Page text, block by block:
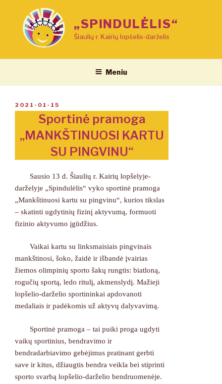
„SPINDULĖLIS“
Šiaulių r. Kairių lopšelis-darželis
Meniu
PASKELBTA
2021-01-15
Sportinė pramoga
„MANKŠTINUOSI KARTU
SU PINGVINU“
Sausio 13 d. Šiaulių r. Kairių lopšelyje-
darželyje „Spindulėlis“ vyko sportinė pramoga
„Mankštinuosi kartu su pingvinu“, kurios tikslas
– skatinti ugdytinių fizinį aktyvumą, formuoti
fizinio aktyvumo įgūdžius.
Vaikai kartu su linksmaisiais pingvinais
mankštinosi, šoko, žaidė ir išbandė įvairias
žiemos olimpinių sporto šakų rungtis: biatloną,
rogučių sportą, ledo ritulį, akmenslydį. Mažieji
lopšelio-darželio sportininkai apdovanoti
medaliais ir padėkomis už aktyvų dalyvavimą.
Sportinė pramoga – tai puiki proga ugdyti
vaikų sportinius, bendravimo ir
bendradarbiavimo gebėjimus pratinant gerbti
save ir kitus, džiaugtis bendra veikla bei stiprinti
sporto svarbą lopšelio-darželio bendruomenėje.